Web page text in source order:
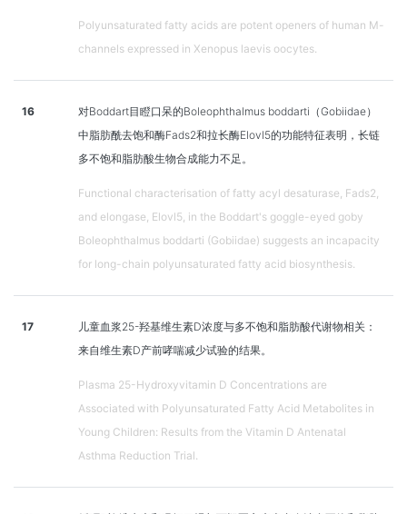
Polyunsaturated fatty acids are potent openers of human M-
channels expressed in Xenopus laevis oocytes.
16
对Boddart目瞪口呆的Boleophthalmus boddarti（Gobiidae）
中脂肪酰去饱和酶Fads2和拉长酶Elovl5的功能特征表明，长链
多不饱和脂肪酸生物合成能力不足。
Functional characterisation of fatty acyl desaturase, Fads2,
and elongase, Elovl5, in the Boddart's goggle-eyed goby
Boleophthalmus boddarti (Gobiidae) suggests an incapacity
for long-chain polyunsaturated fatty acid biosynthesis.
17
儿童血浆25-羟基维生素D浓度与多不饱和脂肪酸代谢物相关：
来自维生素D产前哮喘减少试验的结果。
Plasma 25-Hydroxyvitamin D Concentrations are
Associated with Polyunsaturated Fatty Acid Metabolites in
Young Children: Results from the Vitamin D Antenatal
Asthma Reduction Trial.